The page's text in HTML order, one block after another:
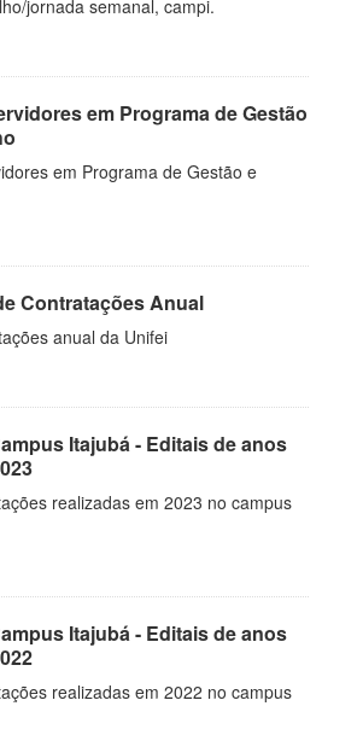
jornada semanal, campi.
em Programa de Gestão
em Programa de Gestão e
Contratações Anual
anual da Unifei
Itajubá - Editais de anos
realizadas em 2023 no campus
Itajubá - Editais de anos
realizadas em 2022 no campus